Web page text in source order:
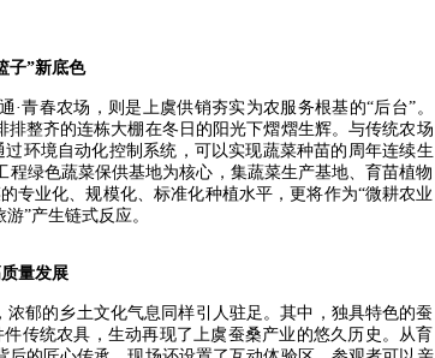
子”新底色
春农场，则是上虞供销夯实为农服务根基的“后台”。
整齐的连栋大棚在冬日的阳光下熠熠生辉。与传统农场
环境自动化控制系统，可以实现蔬菜种苗的周年连续生
程绿色蔬菜保供基地为核心，集蔬菜生产基地、育苗植物
专业化、规模化、标准化种植水平，更将作为“微耕农业
”产生链式反应。
量发展
郁的乡土文化气息同样引人驻足。其中，独具特色的蚕
传统农具，生动再现了上虞蚕桑产业的悠久历史。从育